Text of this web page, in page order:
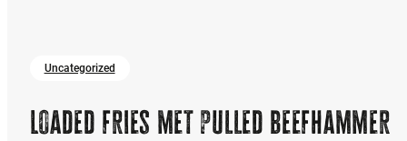
Uncategorized
Loaded fries met pulled beefhammer